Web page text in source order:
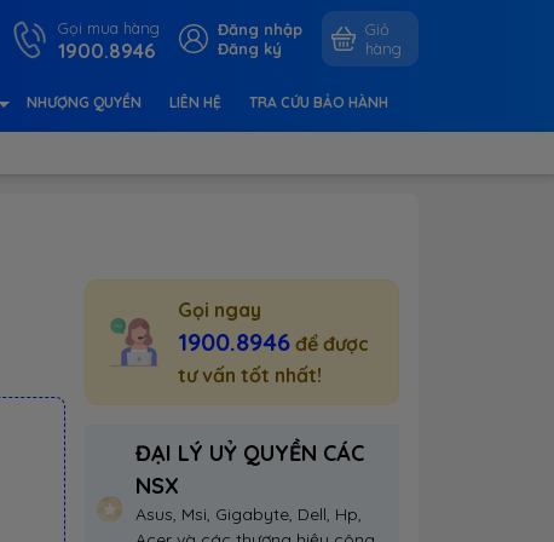
Gọi mua hàng
1900.8946
Đăng nhập
Đăng ký
Giỏ
hàng
NHƯỢNG QUYỀN LIÊN HỆ TRA CỨU BẢO HÀNH
Gọi ngay
1900.8946 để được
tư vấn tốt nhất!
ĐẠI LÝ UỶ QUYỀN CÁC
NSX
Asus, Msi, Gigabyte, Dell, Hp,